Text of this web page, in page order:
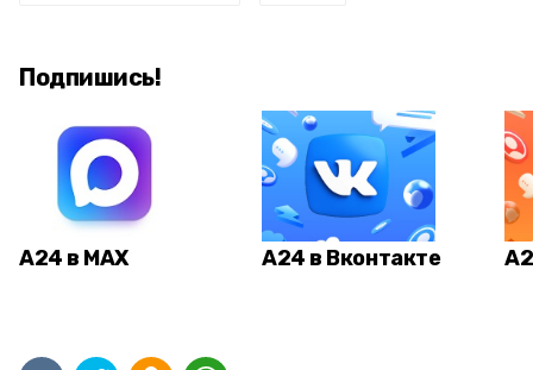
Подпишись!
А24 в MAX А24 в Вконтакте